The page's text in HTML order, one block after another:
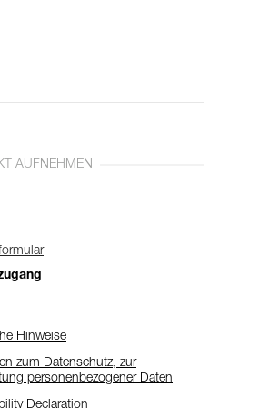
AUFNEHMEN
Hinweise
zum Datenschutz, zur
personenbezogener Daten
Declaration